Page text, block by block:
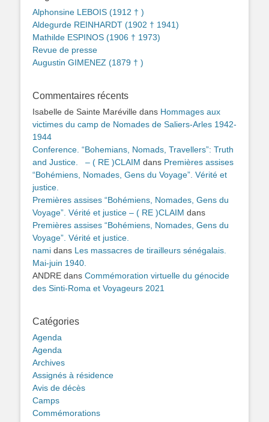
Alphonsine LEBOIS (1912 † )
Aldegurde REINHARDT (1902 † 1941)
Mathilde ESPINOS (1906 † 1973)
Revue de presse
Augustin GIMENEZ (1879 † )
Commentaires récents
Isabelle de Sainte Maréville dans Hommages aux
victimes du camp de Nomades de Saliers-Arles 1942-
1944
Conference. “Bohemians, Nomads, Travellers”: Truth
and Justice. – ( RE )CLAIM dans Premières assises
“Bohémiens, Nomades, Gens du Voyage”. Vérité et
justice.
Premières assises “Bohémiens, Nomades, Gens du
Voyage”. Vérité et justice – ( RE )CLAIM dans
Premières assises “Bohémiens, Nomades, Gens du
Voyage”. Vérité et justice.
nami dans Les massacres de tirailleurs sénégalais.
Mai-juin 1940.
ANDRE dans Commémoration virtuelle du génocide
des Sinti-Roma et Voyageurs 2021
Catégories
Agenda
Agenda
Archives
Assignés à résidence
Avis de décès
Camps
Commémorations